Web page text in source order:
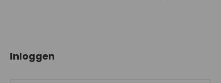
Inloggen